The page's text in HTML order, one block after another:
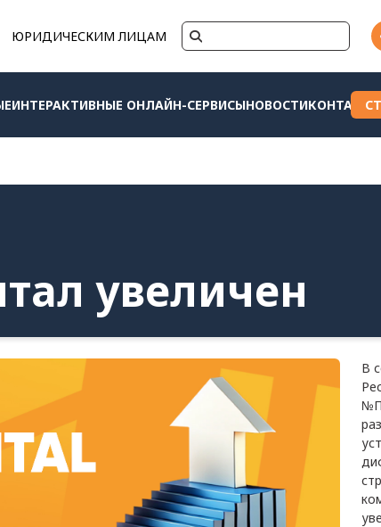
ЮРИДИЧЕСКИМ ЛИЦАМ
ИНТЕРАКТИВНЫЕ ОНЛАЙН-СЕРВИСЫНОВОСТИКОНТАКТЫ
увеличен
В